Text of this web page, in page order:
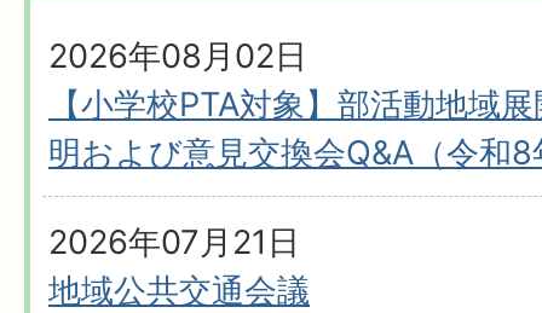
2026年08月02日
【小学校PTA対象】部活動地域
明および意見交換会Q&A（令和
2026年07月21日
地域公共交通会議